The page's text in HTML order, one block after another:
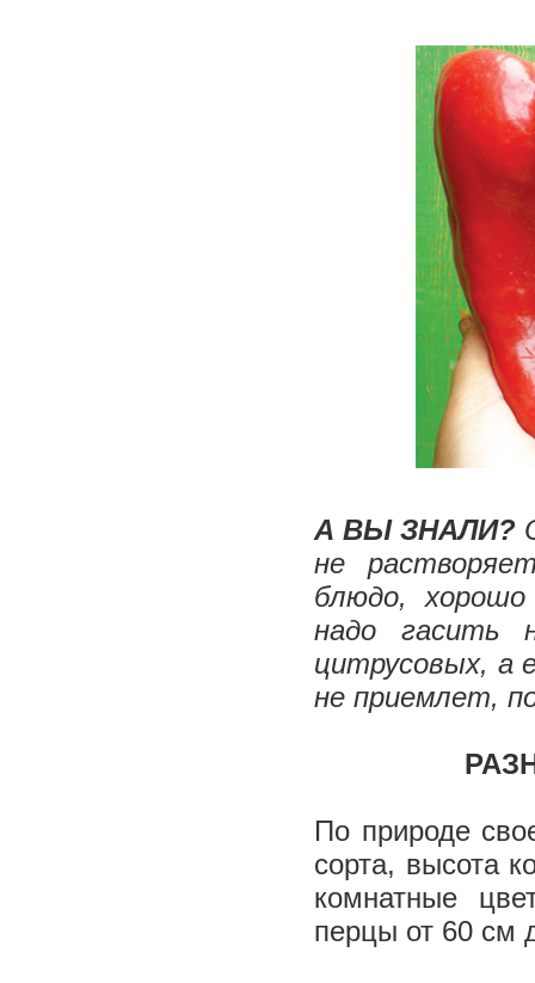
А ВЫ ЗНАЛИ?
не
блюдо,
надо гасить
цитрусовых, а
не приемлет,
По природе
сорта, высота
комнатные
перцы от 60 см